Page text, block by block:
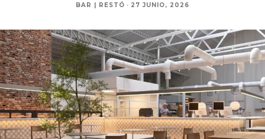
BAR | RESTÓ · 27 JUNIO, 2026